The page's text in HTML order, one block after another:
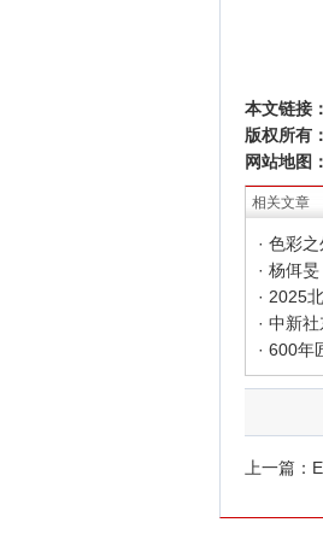
本文链接：
版权所有：
网站地图：
相关文章
上一篇：